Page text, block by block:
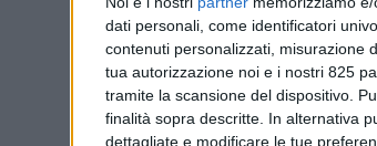
dati personali, come identificatori
contenuti personalizzati, misurazione
tua autorizzazione noi e i nostri 825
tramite la scansione del dispositivo.
finalità sopra descritte. In alternativa
dettagliate e modificare le tue